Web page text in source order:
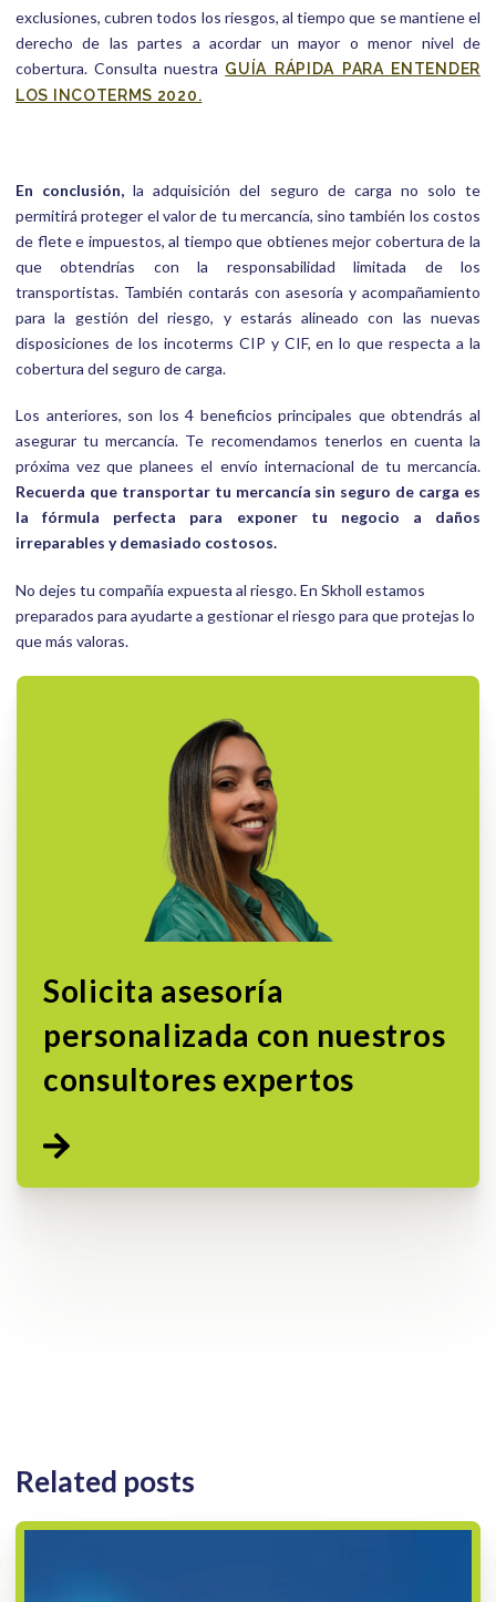
exclusiones, cubren todos los riesgos, al tiempo que se mantiene el
derecho de las partes a acordar un mayor o menor nivel de
cobertura. Consulta nuestra GUÍA RÁPIDA PARA ENTENDER
LOS INCOTERMS 2020.
En conclusión, la adquisición del seguro de carga no solo te
permitirá proteger el valor de tu mercancía, sino también los costos
de flete e impuestos, al tiempo que obtienes mejor cobertura de la
que obtendrías con la responsabilidad limitada de los
transportistas. También contarás con asesoría y acompañamiento
para la gestión del riesgo, y estarás alineado con las nuevas
disposiciones de los incoterms CIP y CIF, en lo que respecta a la
cobertura del seguro de carga.
Los anteriores, son los 4 beneficios principales que obtendrás al
asegurar tu mercancía. Te recomendamos tenerlos en cuenta la
próxima vez que planees el envío internacional de tu mercancía.
Recuerda que transportar tu mercancía sin seguro de carga es
la fórmula perfecta para exponer tu negocio a daños
irreparables y demasiado costosos.
No dejes tu compañía expuesta al riesgo. En Skholl estamos
preparados para ayudarte a gestionar el riesgo para que protejas lo
que más valoras.
Solicita asesoría
personalizada con nuestros
consultores expertos
Related posts